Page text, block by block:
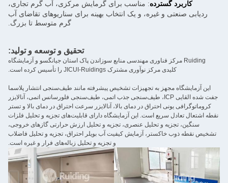
کاربرد گسترده: مناسب برای گرمایش مرکزی، آب گرم تجاری،
ردیابی صنعتی و غیره، و یک انتخاب بهینه برای سناریوهای تقاضای آب
گرم متوسط ​​تا بزرگ.
تحقیق و توسعه و تولید:
Ruiding مرکز فناوری مهندسی منابع سوزاندن پاک استان جیانگسو و آزمایشگاه
کلیدی مرکز نوآوری مشترک JICUI-Ruidings را تأسیس کرده است.
این آزمایشگاه مجهز به تجهیزات تشخیص پیشرفته مانند طیف‌سنجی انتشار پلاسما
جفت شده القایی ICP، طیف‌سنجی جذب اتمی، طیف‌سنجی فلورسانس اتمی، آنالایزر
کروماتوگرافی یونی احتراق در دمای بالا، آنالایزر سرعت احتراق در دمای بالا و تستر
نقطه اشتعال تعادل سریع است. این آزمایشگاه دارای قابلیت‌های تجزیه و تحلیل فلزات
سنگین، تجزیه و تحلیل عنصری، تجزیه و تحلیل ارزش حرارتی گازهای خروجی،
تشخیص نقطه ذوب خاکستر، آزمایش کیفیت آب بویلر احتراق، تجزیه و تحلیل فاضلاب
و تجزیه و تحلیل زباله‌های فرار و غیره است.